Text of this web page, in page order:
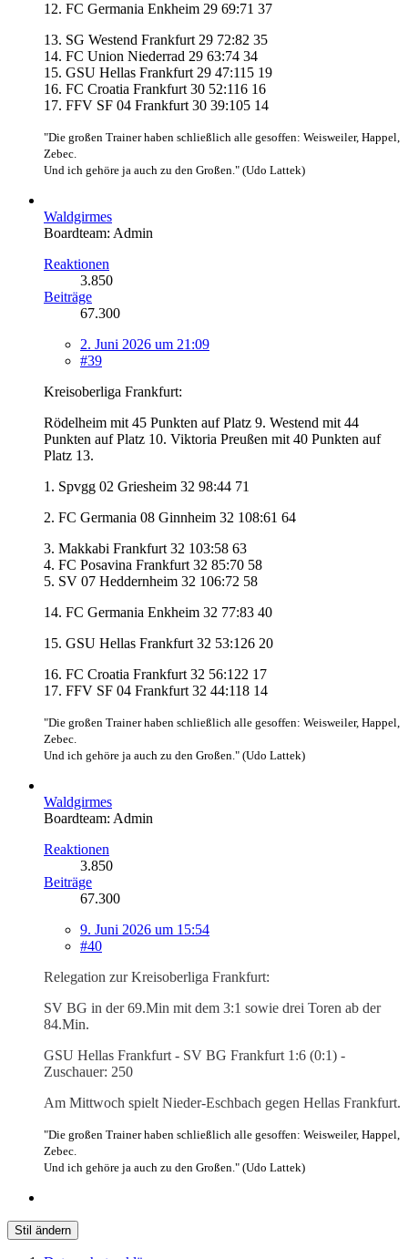
12. FC Germania Enkheim 29 69:71 37
13. SG Westend Frankfurt 29 72:82 35
14. FC Union Niederrad 29 63:74 34
15. GSU Hellas Frankfurt 29 47:115 19
16. FC Croatia Frankfurt 30 52:116 16
17. FFV SF 04 Frankfurt 30 39:105 14
"Die großen Trainer haben schließlich alle gesoffen: Weisweiler, Happel,
Zebec.
Und ich gehöre ja auch zu den Großen." (Udo Lattek)
Waldgirmes
Boardteam: Admin
Reaktionen
3.850
Beiträge
67.300
2. Juni 2026 um 21:09
#39
Kreisoberliga Frankfurt:
Rödelheim mit 45 Punkten auf Platz 9. Westend mit 44
Punkten auf Platz 10. Viktoria Preußen mit 40 Punkten auf
Platz 13.
1. Spvgg 02 Griesheim 32 98:44 71
2. FC Germania 08 Ginnheim 32 108:61 64
3. Makkabi Frankfurt 32 103:58 63
4. FC Posavina Frankfurt 32 85:70 58
5. SV 07 Heddernheim 32 106:72 58
14. FC Germania Enkheim 32 77:83 40
15. GSU Hellas Frankfurt 32 53:126 20
16. FC Croatia Frankfurt 32 56:122 17
17. FFV SF 04 Frankfurt 32 44:118 14
"Die großen Trainer haben schließlich alle gesoffen: Weisweiler, Happel,
Zebec.
Und ich gehöre ja auch zu den Großen." (Udo Lattek)
Waldgirmes
Boardteam: Admin
Reaktionen
3.850
Beiträge
67.300
9. Juni 2026 um 15:54
#40
Relegation zur Kreisoberliga Frankfurt:
SV BG in der 69.Min mit dem 3:1 sowie drei Toren ab der
84.Min.
GSU Hellas Frankfurt - SV BG Frankfurt 1:6 (0:1) -
Zuschauer: 250
Am Mittwoch spielt Nieder-Eschbach gegen Hellas Frankfurt.
"Die großen Trainer haben schließlich alle gesoffen: Weisweiler, Happel,
Zebec.
Und ich gehöre ja auch zu den Großen." (Udo Lattek)
Stil ändern